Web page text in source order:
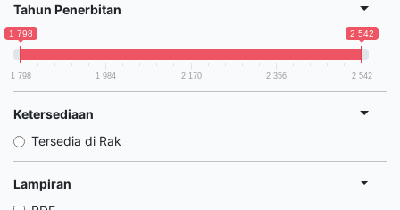
Tahun Penerbitan
1 798 2 542
1 798 1 984 2 170 2 356 2 542
Ketersediaan
Tersedia di Rak
Lampiran